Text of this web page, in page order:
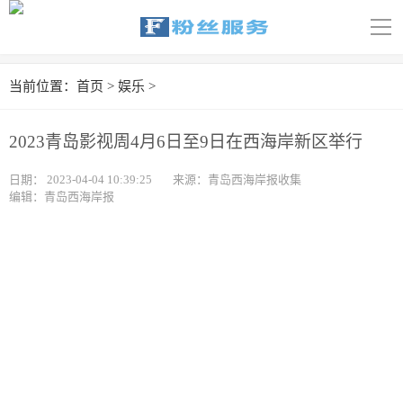
导
首页
汽车
当前位置： 首页 > 娱乐 >
2023青岛影视周4月6日至9日在西海岸新区举行
日期： 2023-04-04 10:39:25
来源：青岛西海岸报收集
编辑：青岛西海岸报